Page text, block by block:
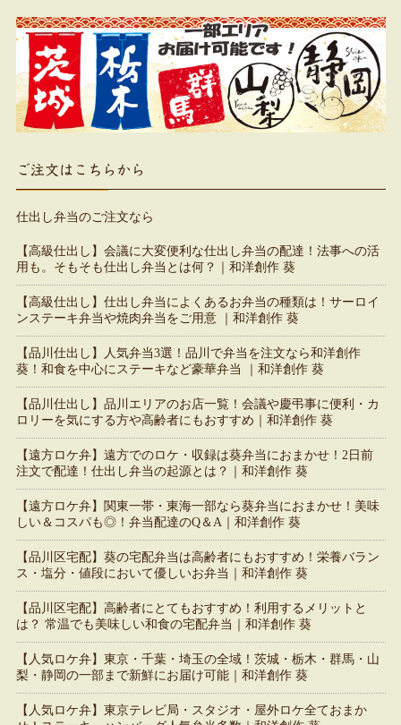
ご注文はこちらから
仕出し弁当のご注文なら
【高級仕出し】会議に大変便利な仕出し弁当の配達！法事への活
用も。そもそも仕出し弁当とは何？｜和洋創作 葵
【高級仕出し】仕出し弁当によくあるお弁当の種類は！サーロイ
ンステーキ弁当や焼肉弁当をご用意 ｜和洋創作 葵
【品川仕出し】人気弁当3選！品川で弁当を注文なら和洋創作
葵！和食を中心にステーキなど豪華弁当 ｜和洋創作 葵
【品川仕出し】品川エリアのお店一覧！会議や慶弔事に便利・カ
ロリーを気にする方や高齢者にもおすすめ｜和洋創作 葵
【遠方ロケ弁】遠方でのロケ・収録は葵弁当におまかせ！2日前
注文で配達！仕出し弁当の起源とは？｜和洋創作 葵
【遠方ロケ弁】関東一帯・東海一部なら葵弁当におまかせ！美味
しい＆コスパも◎！弁当配達のQ＆A｜和洋創作 葵
【品川区宅配】葵の宅配弁当は高齢者にもおすすめ！栄養バラン
ス・塩分・値段において優しいお弁当｜和洋創作 葵
【品川区宅配】高齢者にとてもおすすめ！利用するメリットと
は？ 常温でも美味しい和食の宅配弁当｜和洋創作 葵
【人気ロケ弁】東京・千葉・埼玉の全域！茨城・栃木・群馬・山
梨・静岡の一部まで新鮮にお届け可能｜和洋創作 葵
【人気ロケ弁】東京テレビ局・スタジオ・屋外ロケ全ておまか